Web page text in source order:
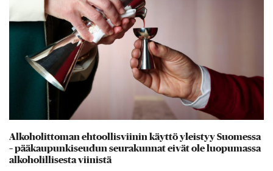
Alkoholittoman ehtoollisviinin käyttö yleistyy Suomessa
– pääkaupunkiseudun seurakunnat eivät ole luopumassa
alkoholillisesta viinistä